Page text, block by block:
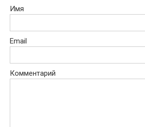
Имя
Email
Комментарий